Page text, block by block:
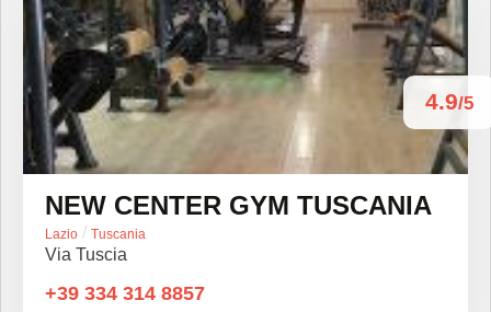
4.9/5
NEW CENTER GYM TUSCANIA
Lazio / Tuscania
Via Tuscia
+39 334 314 8857